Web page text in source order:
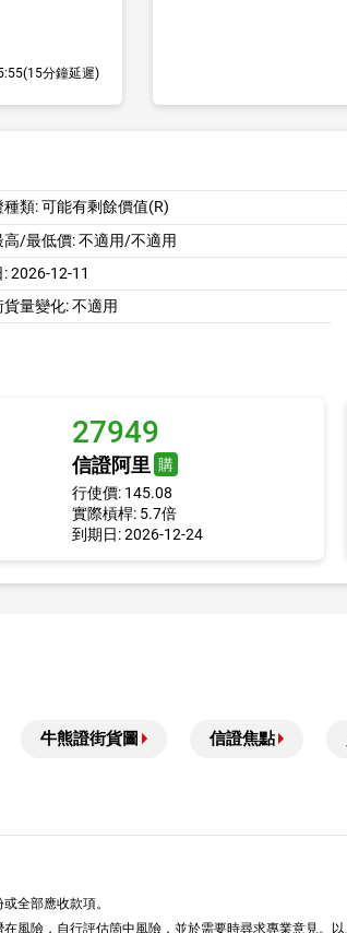
(15分鐘延遲)
種類: 可能有剩餘價值(R)
高/最低價:不適用/不適用
:2026-12-11
貨量變化: 不適用
27949
信證阿里 購
行使價: 145.08
實際槓桿: 5.7倍
到期日: 2026-12-24
牛熊證街貨圖 信證焦點
全部應收款項。
風險，自行評估箇中風險，並於需要時尋求專業意見。